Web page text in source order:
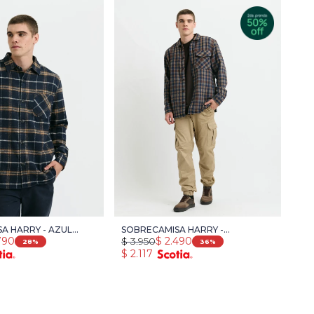
HARRY - AZUL
28
SOBRECAMISA HARRY -
TOSTADO/AZUL
$ 2.490
$ 3.950 36
$ 2.117